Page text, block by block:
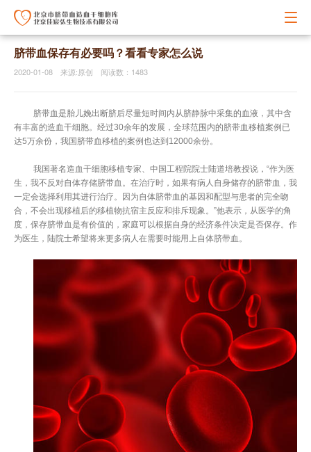
脐带血保存有必要吗？看看专家怎么说
2020-01-08 来源:原创 阅读数：1483
脐带血是胎儿娩出断脐后尽量短时间内从脐静脉中采集的血液，其中含
有丰富的造血干细胞。经过30余年的发展，全球范围内的脐带血移植案例已
达5万余份，我国脐带血移植的案例也达到12000余份。
我国著名造血干细胞移植专家、中国工程院院士陆道培教授说，“作为医
生，我不反对自体存储脐带血。在治疗时，如果有病人自身储存的脐带血，我
一定会选择利用其进行治疗。因为自体脐带血的基因和配型与患者的完全吻
合，不会出现移植后的移植物抗宿主反应和排斥现象。”他表示，从医学的角
度，保存脐带血是有价值的，家庭可以根据自身的经济条件决定是否保存。作
为医生，陆院士希望将来更多病人在需要时能用上自体脐带血。